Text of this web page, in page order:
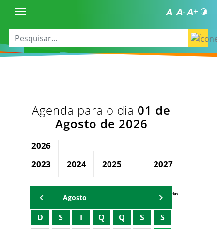
Agenda para o dia 01 de
Agosto de 2026
2026
2023
2024 2025 2027
Agenda Secretárias
Agosto
D S T Q Q S S